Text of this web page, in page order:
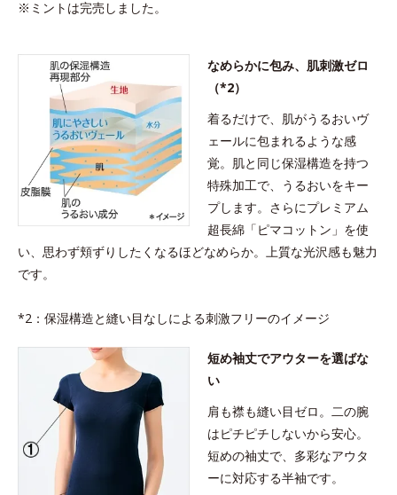
※ミントは完売しました。
なめらかに包み、肌刺激ゼロ
（*2）
着るだけで、肌がうるおいヴ
ェールに包まれるような感
覚。肌と同じ保湿構造を持つ
特殊加工で、うるおいをキー
プします。さらにプレミアム
超長綿「ピマコットン」を使
い、思わず頬ずりしたくなるほどなめらか。上質な光沢感も魅力
です。
*2：保湿構造と縫い目なしによる刺激フリーのイメージ
短め袖丈でアウターを選ばな
い
肩も襟も縫い目ゼロ。二の腕
はピチピチしないから安心。
短めの袖丈で、多彩なアウタ
ーに対応する半袖です。